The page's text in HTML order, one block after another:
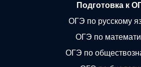
Подготовка к
ОГЭ по русскому
ОГЭ по
ОГЭ по